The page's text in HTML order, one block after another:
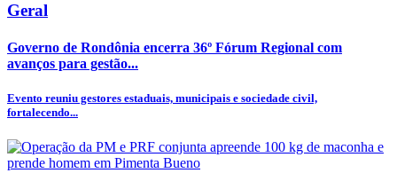
Geral
Governo de Rondônia encerra 36º Fórum Regional com
avanços para gestão...
Evento reuniu gestores estaduais, municipais e sociedade civil,
fortalecendo...